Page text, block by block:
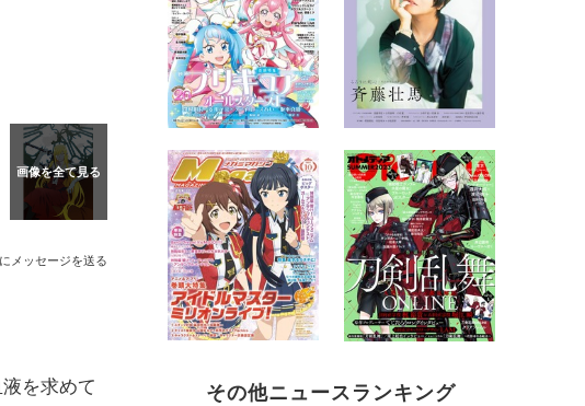
メッセージを送る
を求めて
その他ニュースランキング